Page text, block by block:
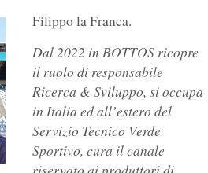
Filippo la Franca.
Dal 2022 in BOTTOS ricopre
il ruolo di responsabile
Ricerca & Sviluppo, si occupa
in Italia ed all’estero del
Servizio Tecnico Verde
Sportivo, cura il canale